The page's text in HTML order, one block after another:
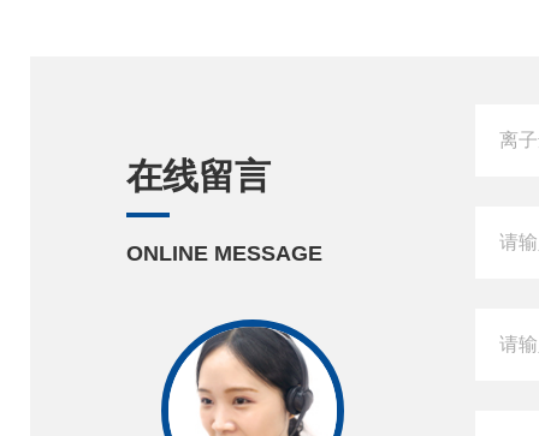
在线留言
ONLINE MESSAGE